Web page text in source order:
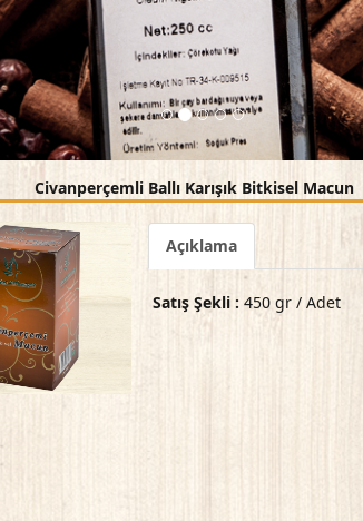
Civanperçemli Ballı Karışık Bitkisel Macun
Açıklama
Satış Şekli : 450 gr / Adet